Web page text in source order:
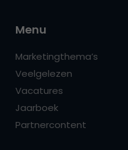
Menu
Marketingthema’s
Veelgelezen
Vacatures
Jaarboek
Partnercontent